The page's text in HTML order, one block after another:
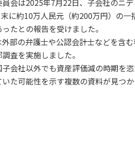
会は2025年7月22日、子会社のニ
に約10万人民元（約200万円）の
たとの報告を受けました。
部の弁護士や公認会計士などを含
査を実施しました。
会社以外でも資産評価減の時期を
た可能性を示す複数の資料が見つか